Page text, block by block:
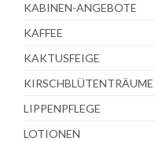
KABINEN-ANGEBOTE
KAFFEE
KAKTUSFEIGE
KIRSCHBLÜTENTRÄUME
LIPPENPFLEGE
LOTIONEN